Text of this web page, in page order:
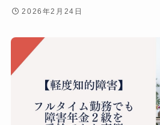
2026年2月24日